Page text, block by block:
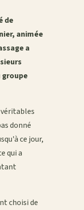
de
animée
a
groupe
donné
ce jour,
qui a
choisi de